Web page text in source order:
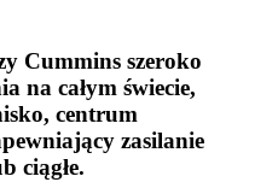
Cummins szeroko
na całym świecie,
centrum
zasilanie
ciągłe.